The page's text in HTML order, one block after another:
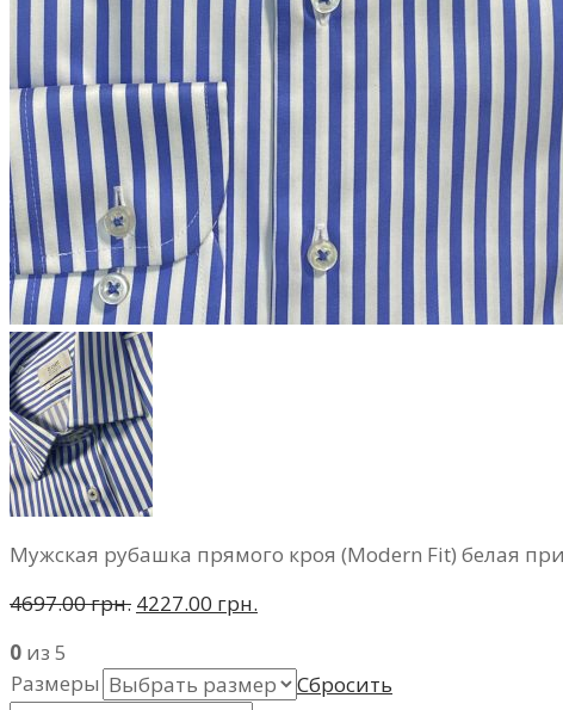
Мужская рубашка прямого кроя (Modern Fit) белая
4697.00 грн. 4227.00 грн.
0 из 5
Размеры
Сбросить